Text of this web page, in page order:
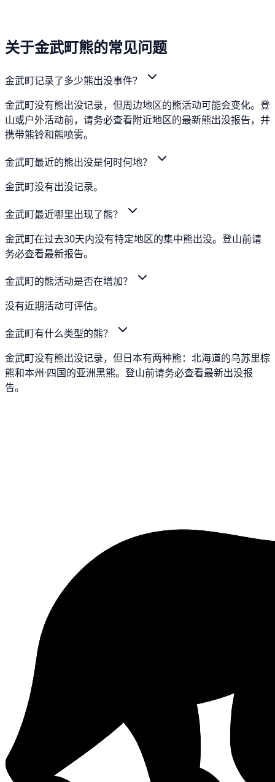
关于金武町熊的常见问题
金武町记录了多少熊出没事件？
金武町没有熊出没记录，但周边地区的熊活动可能会变化。登
山或户外活动前，请务必查看附近地区的最新熊出没报告，并
携带熊铃和熊喷雾。
金武町最近的熊出没是何时何地？
金武町没有出没记录。
金武町最近哪里出现了熊？
金武町在过去30天内没有特定地区的集中熊出没。登山前请
务必查看最新报告。
金武町的熊活动是否在增加？
没有近期活动可评估。
金武町有什么类型的熊？
金武町没有熊出没记录，但日本有两种熊：北海道的乌苏里棕
熊和本州·四国的亚洲黑熊。登山前请务必查看最新出没报
告。